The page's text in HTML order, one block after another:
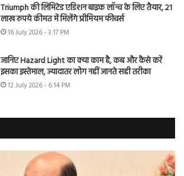
Triumph की लिमिटेड एडिशन बाइक लॉन्च के लिए तैयार, 21
लाख रुपये कीमत में मिलेंगे प्रीमियम फीचर्स
16 July 2026 - 3:17 PM
जानिए Hazard Light का क्या काम है, कब और कैसे करें
इसका इस्तेमाल, ज्यादातर लोग नहीं जानते सही तरीका
12 July 2026 - 6:14 PM